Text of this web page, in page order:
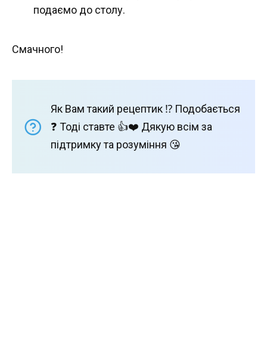
подаємо до столу.
Смачного!
Як Вам такий рецептик ⁉️ Подобається
❓ Тоді ставте 👍❤️ Дякую всім за
підтримку та розуміння 😘